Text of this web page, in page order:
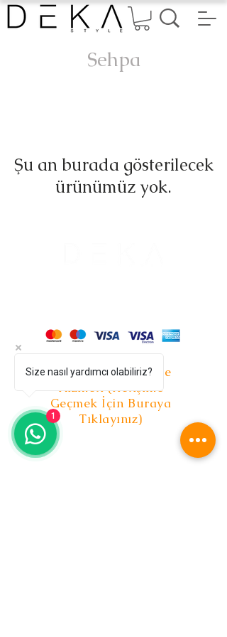
Sehpa
Şu an burada gösterilecek
ürünümüz yok.
Kurulum ve Nakliye
Hizmeti (İletişime
Geçmek İçin Buraya
Tıklayınız)
Size nasıl yardımcı olabiliriz?
1